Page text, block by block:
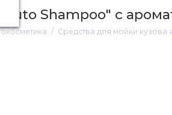
Shampoo" с
Средства для мойки кузова